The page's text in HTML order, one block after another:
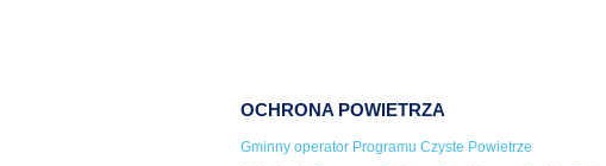
OCHRONA POWIETRZA
Gminny operator Programu Czyste Powietrze